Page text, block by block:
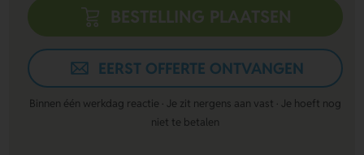
BESTELLING PLAATSEN
EERST OFFERTE ONTVANGEN
Binnen één werkdag reactie · Je zit nergens aan vast · Je hoeft nog
niet te betalen